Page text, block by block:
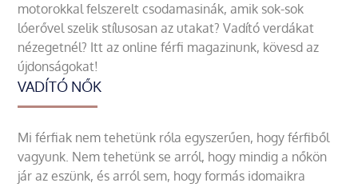
motorokkal felszerelt csodamasinák, amik sok-sok
lóerővel szelik stílusosan az utakat? Vadító verdákat
nézegetnél? Itt az online férfi magazinunk, kövesd az
újdonságokat!
VADÍTÓ NŐK
Mi férfiak nem tehetünk róla egyszerűen, hogy férfiből
vagyunk. Nem tehetünk se arról, hogy mindig a nőkön
jár az eszünk, és arról sem, hogy formás idomaikra